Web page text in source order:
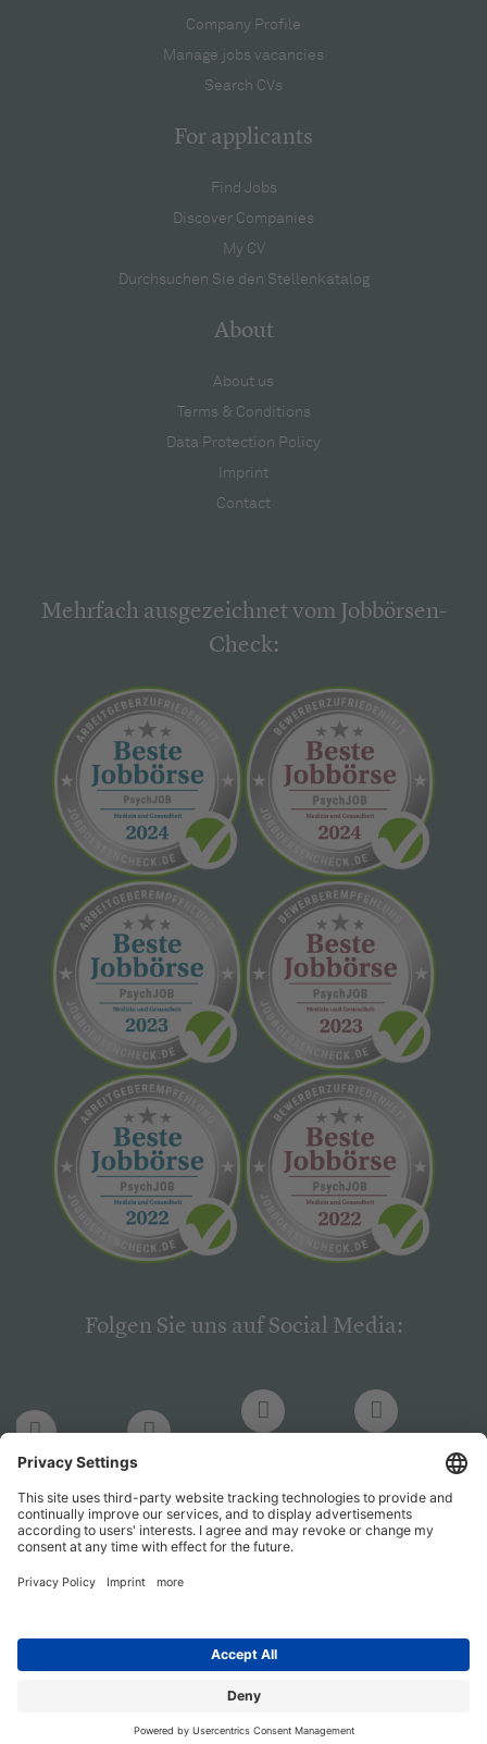
Company Profile
Manage jobs vacancies
Search CVs
For applicants
Find Jobs
Discover Companies
My CV
Durchsuchen Sie den Stellenkatalog
About
About us
Terms & Conditions
Data Protection Policy
Imprint
Contact
Mehrfach ausgezeichnet vom Jobbörsen-
Check:
Folgen Sie uns auf Social Media:
LinkedIn
PsychJOB PsychJOB
Hogrefe
Verlag
Hogrefe
Verlag
Entwickelt durchJobiqo